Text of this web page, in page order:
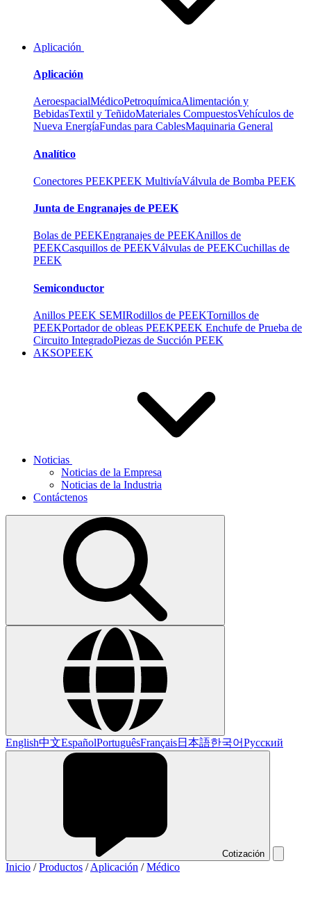
Aplicación
Aplicación
AeroespacialMédicoPetroquímicaAlimentación y
BebidasTextil y TeñidoMateriales CompuestosVehículos de
Nueva EnergíaFundas para CablesMaquinaria General
Analítico
Conectores PEEKPEEK MultivíaVálvula de Bomba PEEK
Junta de Engranajes de PEEK
Bolas de PEEKEngranajes de PEEKAnillos de
PEEKCasquillos de PEEKVálvulas de PEEKCuchillas de
PEEK
Semiconductor
Anillos PEEK SEMIRodillos de PEEKTornillos de
PEEKPortador de obleas PEEKPEEK Enchufe de Prueba de
Circuito IntegradoPiezas de Succión PEEK
AKSOPEEK
Noticias
Noticias de la Empresa
Noticias de la Industria
Contáctenos
English中文EspañolPortuguêsFrançais日本語한국어Русский
Cotización
Inicio /Productos /Aplicación /Médico